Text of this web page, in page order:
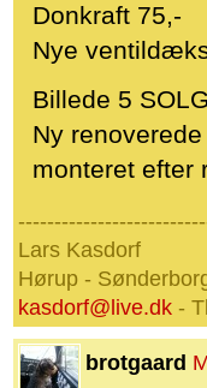
Donkraft 75,-
Nye
Billede 5
Ny
monteret efter
Lars Kasdorf
Hørup -
kasdorf@live.dk -
brotgaard